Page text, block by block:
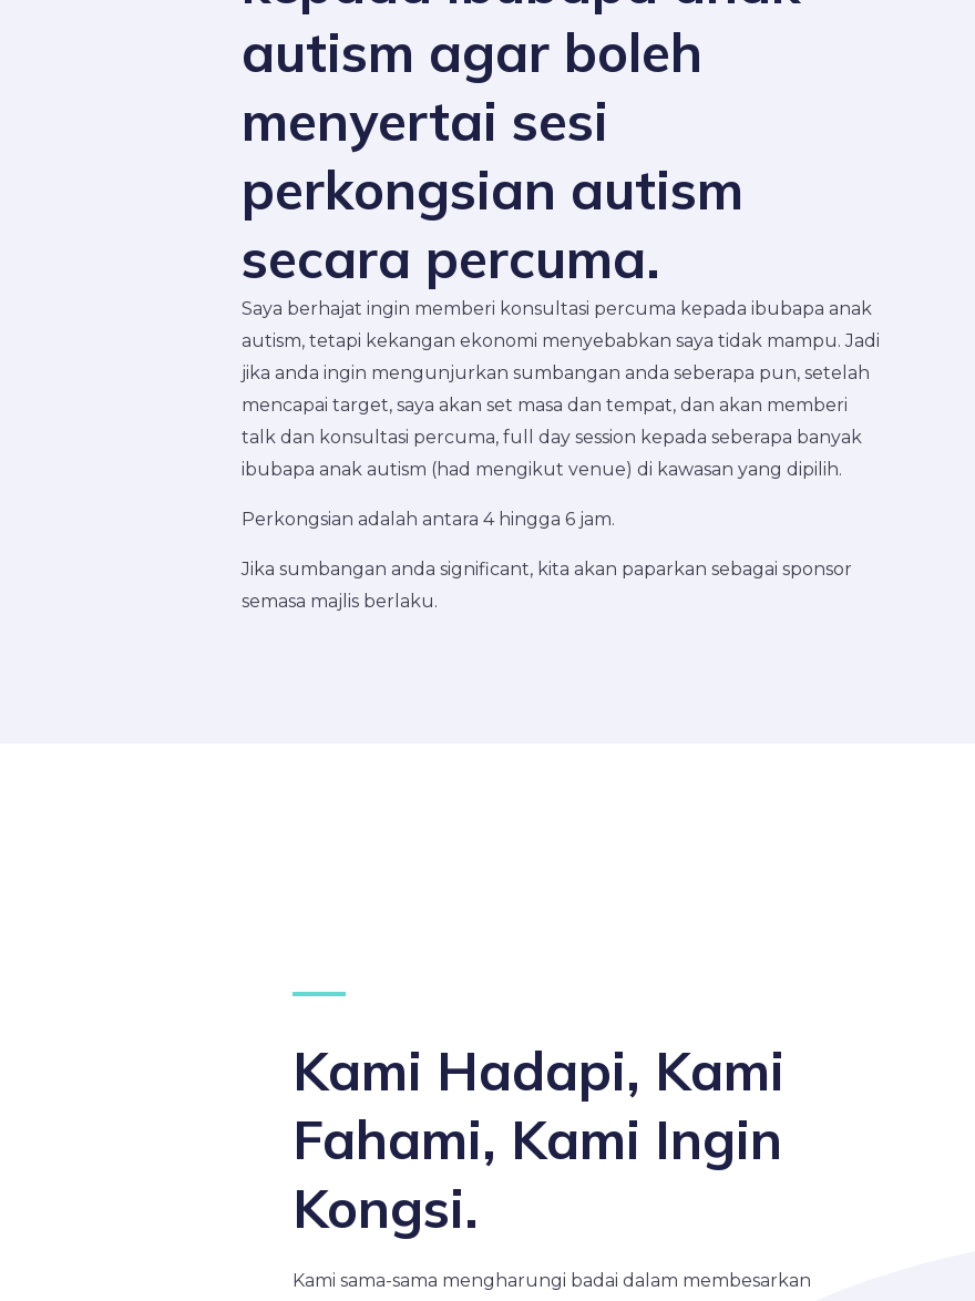
autism agar boleh
menyertai sesi
perkongsian autism
secara percuma.
Saya berhajat ingin memberi konsultasi percuma kepada ibubapa anak
autism, tetapi kekangan ekonomi menyebabkan saya tidak mampu. Jadi
jika anda ingin mengunjurkan sumbangan anda seberapa pun, setelah
mencapai target, saya akan set masa dan tempat, dan akan memberi
talk dan konsultasi percuma, full day session kepada seberapa banyak
ibubapa anak autism (had mengikut venue) di kawasan yang dipilih.
Perkongsian adalah antara 4 hingga 6 jam.
Jika sumbangan anda significant, kita akan paparkan sebagai sponsor
semasa majlis berlaku.
Kami Hadapi, Kami
Fahami, Kami Ingin
Kongsi.
Kami sama-sama mengharungi badai dalam membesarkan